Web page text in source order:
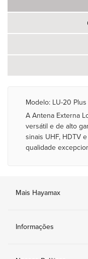
Modelo: LU-20 Plus
A Antena Externa
versátil e de alto
sinais UHF, HDTV
qualidade
Mais Hayamax
Informações